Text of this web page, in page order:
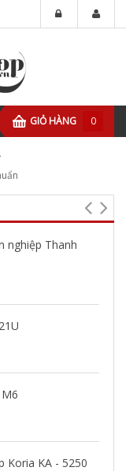
GIỎ HÀNG 0
nghiệp Thanh
Koria KA - 5250